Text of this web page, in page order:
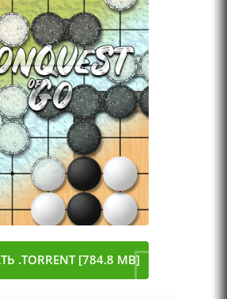
.TORRENT [784.8 MB]